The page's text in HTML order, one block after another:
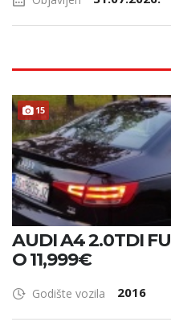
15
AUDI A4 2.0TDI
O 11,999€
Godište vozila 2016